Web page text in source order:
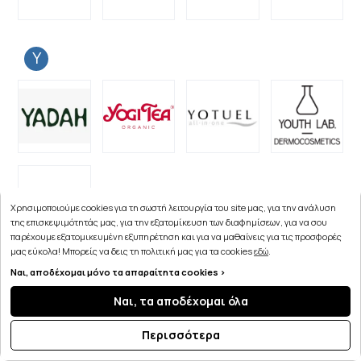
Y
Z
Χρησιμοποιούμε cookies για τη σωστή λειτουργία του site μας, για την ανάλυση
της επισκεψιμότητάς μας, για την εξατομίκευση των διαφημίσεων, για να σου
παρέχουμε εξατομικευμένη εξυπηρέτηση και για να μαθαίνεις για τις προσφορές
μας εύκολα! Μπορείς να δεις τη πολιτική μας για τα cookiesεδώ.
Ναι, αποδέχομαι μόνο τα απαραίτητα cookies >
Ναι, τα αποδέχομαι όλα
Περισσότερα